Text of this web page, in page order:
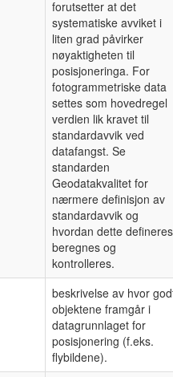
forutsetter at det
systematiske avviket i
liten grad påvirker
nøyaktigheten til
posisjoneringa. For
fotogrammetriske data
settes som hovedregel
verdien lik kravet til
standardavvik ved
datafangst. Se
standarden
Geodatakvalitet for
nærmere definisjon av
standardavvik og
hvordan dette
beregnes og
kontrolleres.
beskrivelse av hvor
objektene framgår i
datagrunnlaget for
posisjonering (f.eks.
flybildene).